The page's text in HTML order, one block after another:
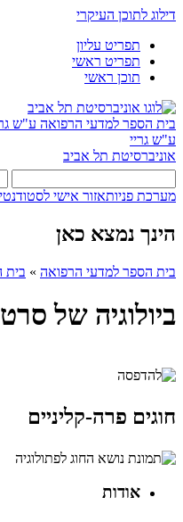
דילוג לתוכן העיקרי
תפריט עליון
תפריט ראשי
תוכן ראשי
בית הספר למדעי הרפואה ע"ש
ע"ש גריי
אוניברסיטת תל אביב
מערכת פניותאזור אישי
הינך נמצא כאן
בית הספר למדעי הרפואה » בית
ביולוגיה של
חוגים פרה-קליניים
אודות